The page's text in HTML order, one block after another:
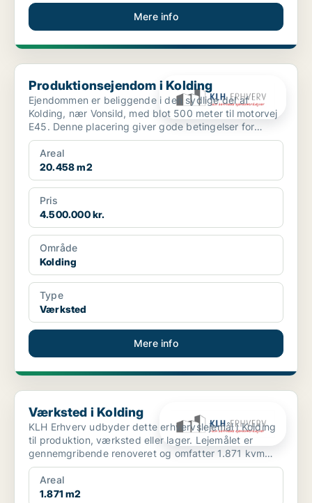
Mere info
Produktionsejendom i Kolding
Produktionsejendom i Kolding
Ejendommen er beliggende i den sydlige del af
Kolding, nær Vonsild, med blot 500 meter til motorvej
E45. Denne placering giver gode betingelser for
erhvervsm...
Areal
20.458 m2
Pris
4.500.000 kr.
Område
Kolding
Type
Værksted
Mere info
Værksted i Kolding
Værksted i Kolding
KLH Erhverv udbyder dette erhvervslejemål i Kolding
til produktion, værksted eller lager. Lejemålet er
gennemgribende renoveret og omfatter 1.871 kvm
erhverv...
Areal
1.871 m2